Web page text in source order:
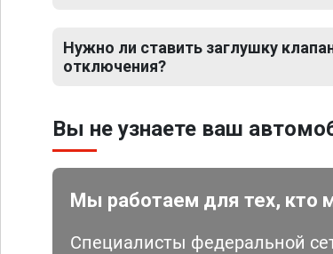
Нужно ли ставить заглушку
отключения?
Вы не узнаете ваш
Мы работаем для тех, кто
Специалисты федеральной